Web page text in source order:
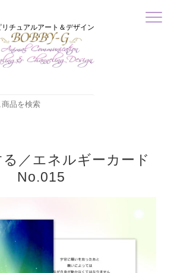
リチュアルアート＆デザイン
／エネルギーカード
No.015